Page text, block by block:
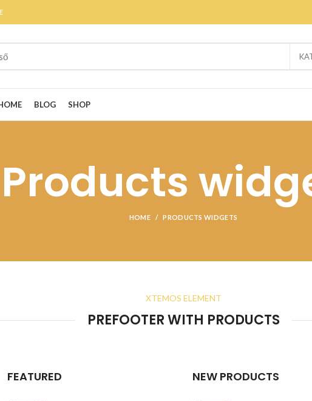
BLOG SHOP
Products
HOME PRODUCTS WIDGETS
XTEMOS ELEMENT
PREFOOTER WITH PRODUCTS
FEATURED NEW PRODUCTS